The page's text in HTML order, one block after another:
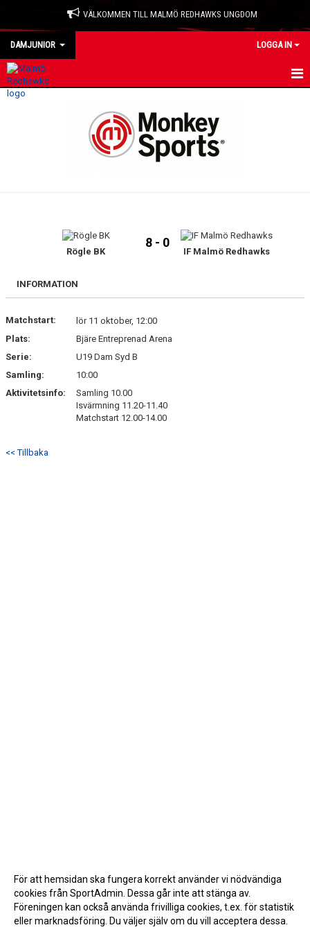
VÄLKOMMEN TILL MALMÖ REDHAWKS UNGDOM
DAMJUNIOR LOGGA IN
HEM
DOKUMENT
Rögle BK
8 - 0
IF Malmö Redhawks
INFORMATION
Matchstart:
lör 11 oktober, 12:00
Plats:
Bjäre Entreprenad Arena
Serie:
U19 Dam Syd B
Samling:
10:00
Aktivitetsinfo:
Samling 10.00
Isvärmning 11.20-11.40
Matchstart 12.00-14.00
<< Tillbaka
För att hemsidan ska fungera korrekt använder vi nödvändiga
cookies från SportAdmin. Dessa går inte att stänga av.
Föreningen kan också använda frivilliga cookies, t.ex. för statistik
eller marknadsföring. Du väljer själv om du vill acceptera dessa.